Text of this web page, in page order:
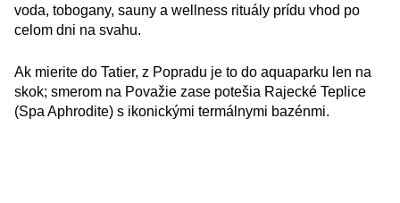
voda, tobogany, sauny a wellness rituály prídu vhod po
celom dni na svahu.
Ak mierite do Tatier, z Popradu je to do aquaparku len na
skok; smerom na Považie zase potešia Rajecké Teplice
(Spa Aphrodite) s ikonickými termálnymi bazénmi.